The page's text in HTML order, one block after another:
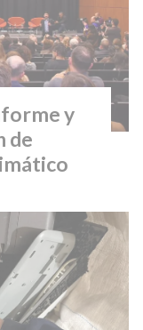
y
de